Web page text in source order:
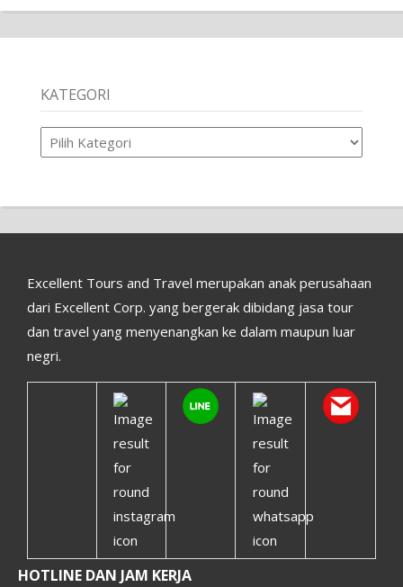
KATEGORI
Kategori
Excellent Tours and Travel merupakan anak perusahaan
dari Excellent Corp. yang bergerak dibidang jasa tour
dan travel yang menyenangkan ke dalam maupun luar
negri.
HOTLINE DAN JAM KERJA